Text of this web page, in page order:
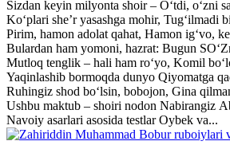
Sizdan keyin milyonta shoir – O‘tdi, o‘zni
Ko‘plari she’r yasashga mohir, Tug‘ilmadi
Pirim, hamon adolat qahat, Hamon ig‘vo,
Bulardan ham yomoni, hazrat: Bugun
Mutloq tenglik – hali ham ro‘yo, Komil
Yaqinlashib bormoqda dunyo Qiyomatga
Ruhingiz shod bo‘lsin, bobojon, Gina
Ushbu maktub – shoiri nodon Nabirangiz
Navoiy asarlari asosida testlar Oybek va...